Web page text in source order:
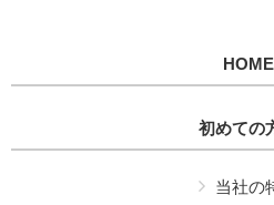
HOME
初めての
当社の